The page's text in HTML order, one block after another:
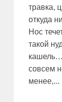
травка,
откуда
Нос
такой
совсем
менее,...